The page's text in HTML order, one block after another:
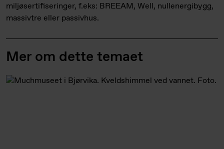
miljøsertifiseringer, f.eks: BREEAM, Well, nullenergibygg,
massivtre eller passivhus.
Mer om dette temaet